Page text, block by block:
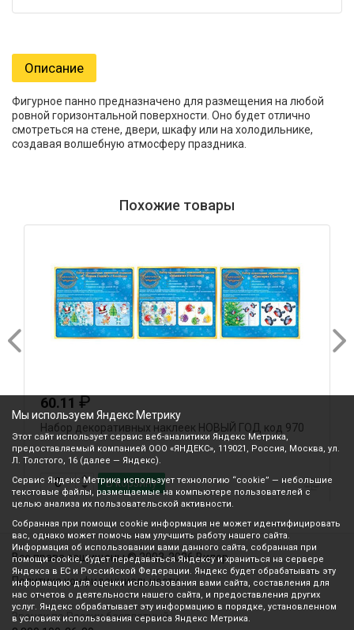
Описание
Фигурное панно предназначено для размещения на любой
ровной горизонтальной поверхности. Оно будет отлично
смотреться на стене, двери, шкафу или на холодильнике,
создавая волшебную атмосферу праздника.
Похожие товары
60.11 ₽
Набор декоративных наклеек НОВЫЙ ГОД код 970
В корзину
Все права защищены © 2003-2026 Вилор
Политика конфиденциальности
Звонок по России бесплатный
Мы используем Яндекс Метрику
Этот сайт использует сервис веб-аналитики Яндекс Метрика,
предоставляемый компанией ООО «ЯНДЕКС», 119021, Россия, Москва, ул.
Л. Толстого, 16 (далее — Яндекс).
Сервис Яндекс Метрика использует технологию “cookie” — небольшие
текстовые файлы, размещаемые на компьютере пользователей с
целью анализа их пользовательской активности.
Собранная при помощи cookie информация не может идентифицировать
вас, однако может помочь нам улучшить работу нашего сайта.
Информация об использовании вами данного сайта, собранная при
помощи cookie, будет передаваться Яндексу и храниться на сервере
Яндекса в ЕС и Российской Федерации. Яндекс будет обрабатывать эту
информацию для оценки использования вами сайта, составления для
нас отчетов о деятельности нашего сайта, и предоставления других
услуг. Яндекс обрабатывает эту информацию в порядке, установленном
в условиях использования сервиса Яндекс Метрика.